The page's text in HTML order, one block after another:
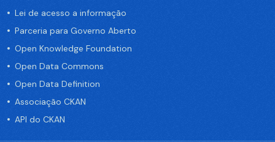
Lei de acesso a informação
Parceria para Governo Aberto
Open Knowledge Foundation
Open Data Commons
Open Data Definition
Associação CKAN
API do CKAN